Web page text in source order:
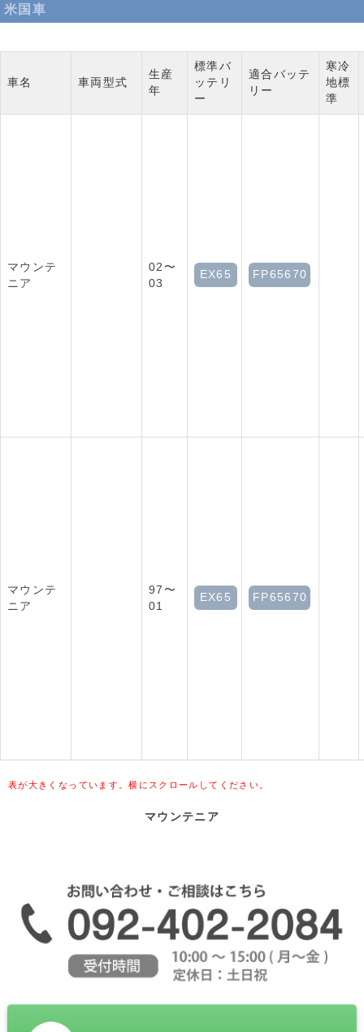
米国車
車名 車両型式
生産
年
標準バ
ッテリ
ー
適合バッテ
リー
寒冷
地標
準
マウンテ
ニア
02〜
03
EX65 FP65670
マウンテ
ニア
97〜
01
EX65 FP65670
表が大きくなっています。横にスクロールしてください。
マウンテニア